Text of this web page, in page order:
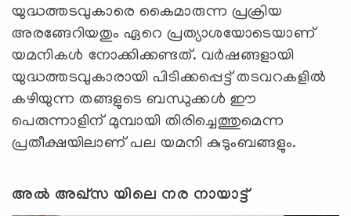
യുദ്ധത്തടവുകാരെ കൈമാരുന്ന പ്രക്രിയ
അരങ്ങേറിയതും ഏറെ പ്രത്യാശയോടെയാണ്
യമനികള്‍ നോക്കിക്കണ്ടത്. വര്‍ഷങ്ങളായി
യുദ്ധത്തടവുകാരായി പിടിക്കപ്പെട്ട് തടവറകളില്‍
കഴിയുന്ന തങ്ങളുടെ ബന്ധുക്കള്‍ ഈ
പെരുന്നാളിന് മുമ്പായി തിരിച്ചെത്തുമെന്ന
പ്രതീക്ഷയിലാണ് പല യമനി കുടുംബങ്ങളും.
അൽ അഖ്സ യിലെ നര നായാട്ട്